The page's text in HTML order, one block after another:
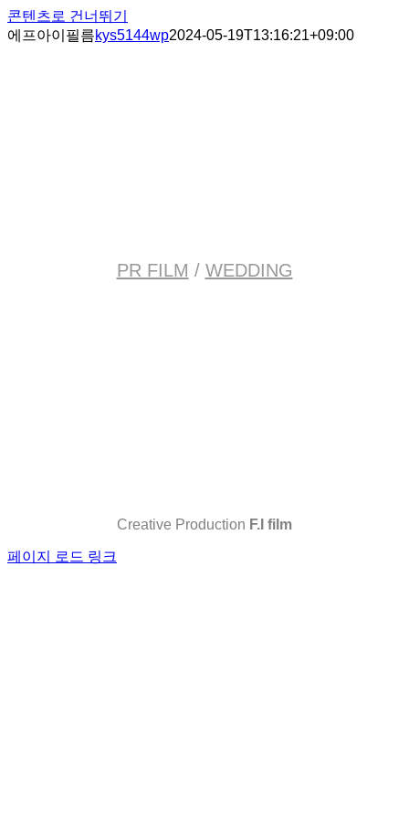
콘텐츠로 건너뛰기
에프아이필름kys5144wp2024-05-19T13:16:21+09:00
PR FILM / WEDDING
Creative Production F.I film
페이지 로드 링크